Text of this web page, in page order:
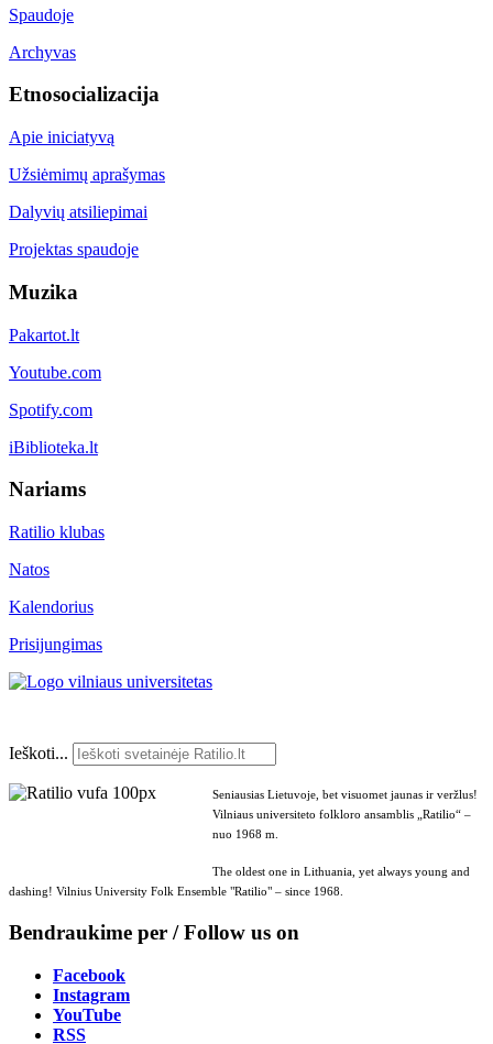
Spaudoje
Archyvas
Etnosocializacija
Apie iniciatyvą
Užsiėmimų aprašymas
Dalyvių atsiliepimai
Projektas spaudoje
Muzika
Pakartot.lt
Youtube.com
Spotify.com
iBiblioteka.lt
Nariams
Ratilio klubas
Natos
Kalendorius
Prisijungimas
Ieškoti...
Seniausias Lietuvoje, bet visuomet jaunas ir veržlus!
Vilniaus universiteto folkloro ansamblis „Ratilio“ –
nuo 1968 m.
The oldest one in Lithuania, yet always young and
dashing! Vilnius University Folk Ensemble "Ratilio" – since 1968.
Bendraukime per / Follow us on
Facebook
Instagram
YouTube
RSS